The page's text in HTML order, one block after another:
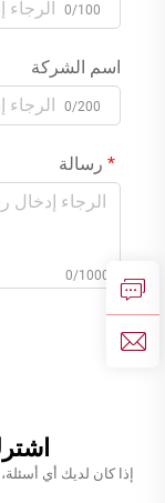
0/100
اسم الشركة
0/200
رسالة
0/1000
إذا كان لديك أي